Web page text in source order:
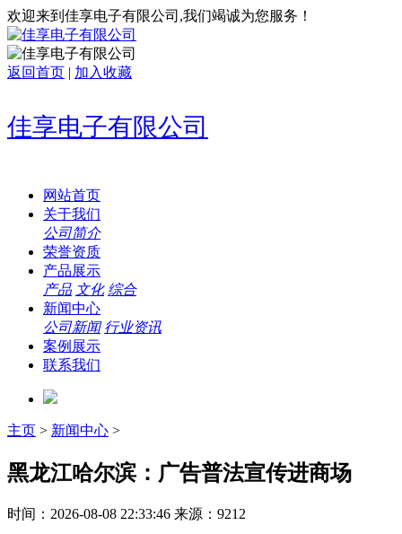
欢迎来到佳享电子有限公司,我们竭诚为您服务！
返回首页 | 加入收藏
佳享电子有限公司
网站首页
关于我们
公司简介
荣誉资质
产品展示
产品 文化 综合
新闻中心
公司新闻 行业资讯
案例展示
联系我们
主页 > 新闻中心 >
黑龙江哈尔滨：广告普法宣传进商场
时间：2026-08-08 22:33:46 来源：9212